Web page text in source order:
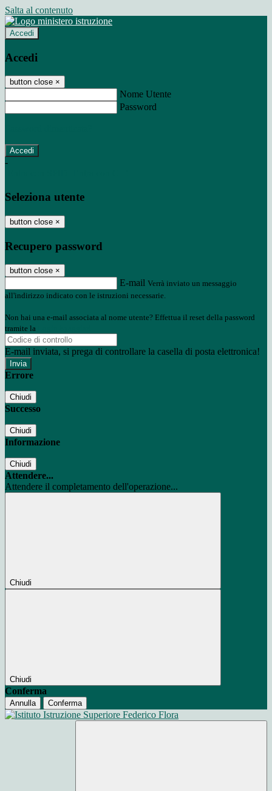
Salta al contenuto
Accedi
Accedi
button close ×
Nome Utente
Password
-
Seleziona utente
button close ×
Recupero password
button close ×
E-mail Verrà inviato un messaggio
all'indirizzo indicato con le istruzioni necessarie.
Non hai una e-mail associata al nome utente? Effettua il reset della password
tramite la
E-mail inviata, si prega di controllare la casella di posta elettronica!
Errore
Chiudi
Successo
Chiudi
Informazione
Chiudi
Attendere...
Attendere il completamento dell'operazione...
Chiudi
Chiudi
Conferma
Annulla Conferma